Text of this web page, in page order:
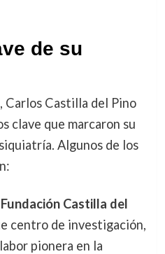
de su
Carlos Castilla del Pino
clave que marcaron su
Algunos de los
Castilla del
centro de investigación,
pionera en la